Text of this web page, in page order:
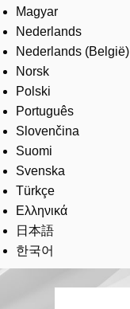
Magyar
Nederlands
Nederlands (België)
Norsk
Polski
Português
Slovenčina
Suomi
Svenska
Türkçe
Ελληνικά
日本語
한국어